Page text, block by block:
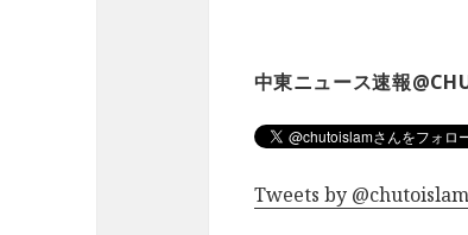
中東ニュース速報
Tweets by @chutoislam